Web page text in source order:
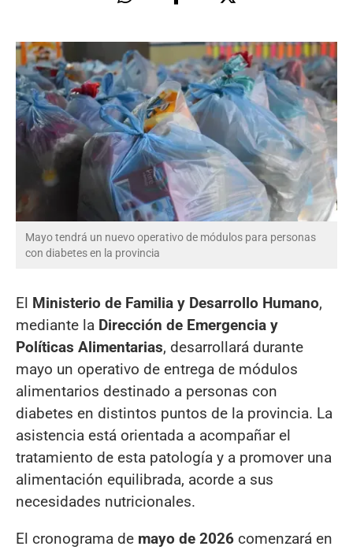
Mayo tendrá un nuevo operativo de módulos para personas
con diabetes en la provincia
El Ministerio de Familia y Desarrollo Humano,
mediante la Dirección de Emergencia y
Políticas Alimentarias, desarrollará durante
mayo un operativo de entrega de módulos
alimentarios destinado a personas con
diabetes en distintos puntos de la provincia. La
asistencia está orientada a acompañar el
tratamiento de esta patología y a promover una
alimentación equilibrada, acorde a sus
necesidades nutricionales.
El cronograma de mayo de 2026 comenzará en